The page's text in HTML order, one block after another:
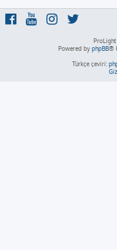
Powered by phpBB®
Türkçe çeviri: